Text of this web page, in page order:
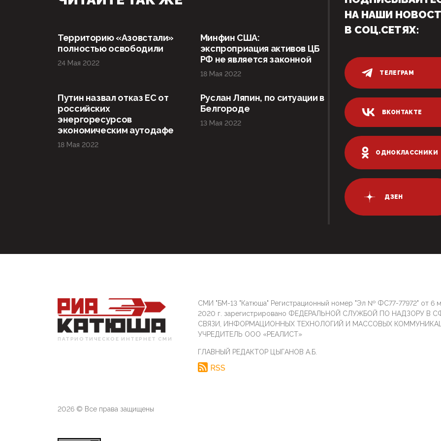
Территорию «Азовстали»
полностью освободили
24 Мая 2022
Минфин США:
экспроприация активов ЦБ
РФ не является законной
18 Мая 2022
Путин назвал отказ ЕС от
российских
энергоресурсов
экономическим аутодафе
18 Мая 2022
Руслан Ляпин, по ситуации в
Белгороде
13 Мая 2022
НА НАШИ
В СОЦ.СЕТЯХ:
ТЕЛЕГРАМ
ВКОНТАКТЕ
ОДНОКЛАССНИКИ
ДЗЕН
ПАТРИОТИЧЕСКОЕ ИНТЕРНЕТ СМИ
СМИ "БМ-13 "Катюша" Регистрационный номер "Эл № ФС77-77972" от 6
2020 г. зарегистрировано ФЕДЕРАЛЬНОЙ СЛУЖБОЙ ПО НАДЗОРУ В
СВЯЗИ, ИНФОРМАЦИОННЫХ ТЕХНОЛОГИЙ И МАССОВЫХ
УЧРЕДИТЕЛЬ ООО «РЕАЛИСТ»
ГЛАВНЫЙ РЕДАКТОР ЦЫГАНОВ А.Б.
RSS
2026 © Все права защищены